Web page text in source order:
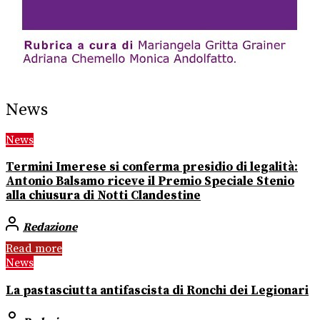
News
News
Termini Imerese si conferma presidio di legalità:
Antonio Balsamo riceve il Premio Speciale Stenio
alla chiusura di Notti Clandestine
Redazione
Read more
News
La pastasciutta antifascista di Ronchi dei Legionari